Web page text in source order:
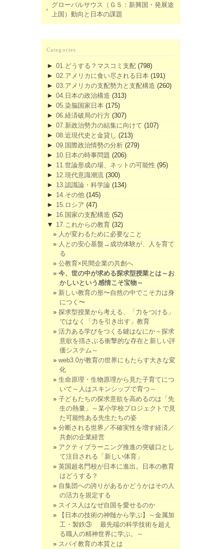
グローバルサウス（ＧＳ：新興国・発展途
上国）動向と日本の課題
Categories
► 01.どうする？マスコミ支配 (798)
► 02.アメリカに食い尽される日本 (191)
► 03.アメリカの支配勢力と支配構造 (260)
► 04.日本の政治構造 (313)
► 05.染脳国家日本 (175)
► 06.経済破局の行方 (307)
► 07.新政治勢力の結集に向けて (107)
► 08.近現代史と金貸し (213)
► 09.国際政治情勢の分析 (279)
► 10.日本の時事問題 (206)
► 11.世論形成の場、ネットの可能性 (95)
► 12.現代意識潮流 (300)
► 13.認識論・科学論 (134)
► 14.その他 (145)
► 15.ロシア (47)
► 16.国家の支配構造 (52)
▼ 17.これからの教育 (32)
人が変わるために必要なこと
人との安心基盤→成功体験が、人を育て
る
公教育×民間企業の共創へ
今、世の中が求める探求型授業とは～お
かしいという感情こそ宝物～
新しい教育の形〜自然の中でこそ力は身
につく〜
探求型授業から考える、「力をつける」
ではなく「力を引き出す」教育
活力ある学びをつくる鍵はなにか～探求
意欲を揺さぶる衝撃的な存在と新しい評
価システム～
web3.0が教育の世界にもたらす大きな変
化
生命原理・生物原理から見た子育てにつ
いて～人はスキンシップで育つ～
子どもたちの探求意欲を高めるのは「先
生の熱量」～某小学校プロジェクトで見
た可能性ある先生たちの姿
分断される世界／不確実性を増す経済／
共創の企業経営
アクティブラーニング推進の突破口とし
て注目される「新しい体育」
英国超名門校が日本に進出。日本の教育
はどうする？
自集団への誇りがあるかどうかはその人
の活力を規定する
スイス人はなぜ自国を愛せるのか
【日本の技術の神髄から学ぶ】～金属加
工・製鉄③ 最先端の科学技術を超え
る職人の精神世界に学ぶ。～
スパイ教育の本質とは